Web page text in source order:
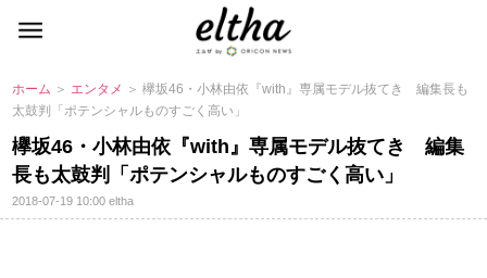
ホーム ＞ エンタメ ＞ 欅坂46・小林由依『with』専属モデル抜てき 編集長も
太鼓判「ポテンシャルものすごく高い」
欅坂46・小林由依『with』専属モデル抜てき 編集
長も太鼓判「ポテンシャルものすごく高い」
2018-07-19 10:00eltha